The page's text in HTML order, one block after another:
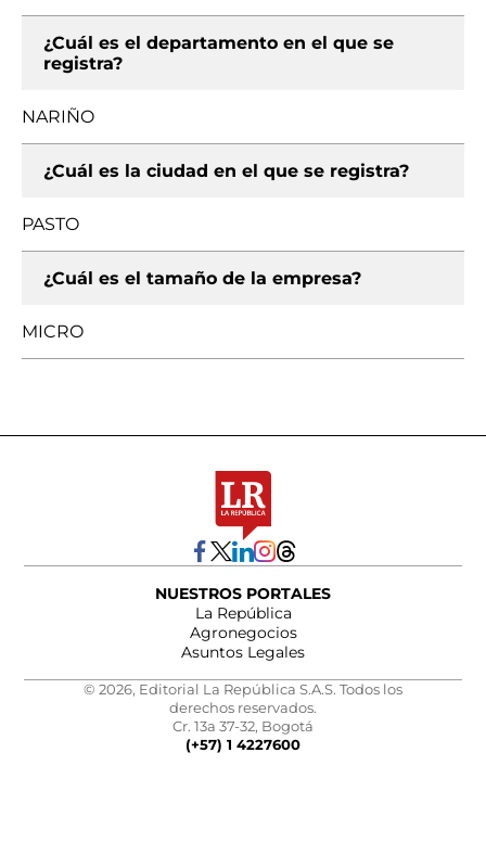
¿Cuál es el departamento en el que se
registra?
NARIÑO
¿Cuál es la ciudad en el que se registra?
PASTO
¿Cuál es el tamaño de la empresa?
MICRO
NUESTROS PORTALES
La República
Agronegocios
Asuntos Legales
© 2026, Editorial La República S.A.S. Todos los
derechos reservados.
Cr. 13a 37-32, Bogotá
(+57) 1 4227600